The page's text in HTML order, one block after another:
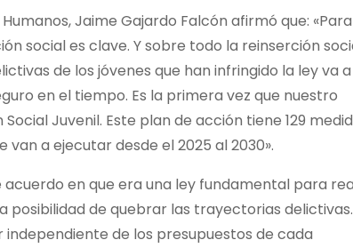
Jaime Gajardo Falcón afirmó que:
social es clave. Y sobre todo la reinserción
de los jóvenes que han infringido la ley va
en el tiempo. Es la primera vez que nuestro
Juvenil. Este plan de acción tiene 129
a ejecutar desde el 2025 al 2030».
en que era una ley fundamental para
posibilidad de quebrar las trayectorias delictivas.
de los presupuestos de cada